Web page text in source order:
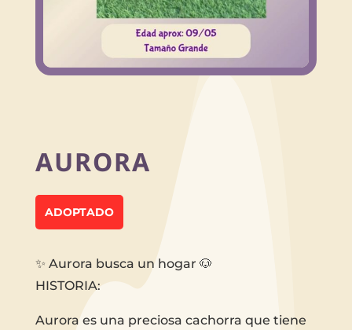
AURORA
ADOPTADO
✨ Aurora busca un hogar 🐶
HISTORIA:
Aurora es una preciosa cachorra que tiene